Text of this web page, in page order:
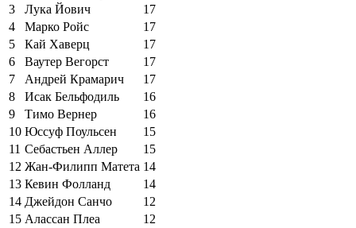
3
Лука Йович
17
4
Марко Ройс
17
5
Кай Хаверц
17
6
Ваутер Вегорст
17
7
Андрей Крамарич
17
8
Исак Бельфодиль
16
9
Тимо Вернер
16
10 Юссуф Поульсен
15
11 Себастьен Аллер
15
12 Жан-Филипп Матета 14
13 Кевин Фолланд
14
14 Джейдон Санчо
12
15 Алассан Плеа 12